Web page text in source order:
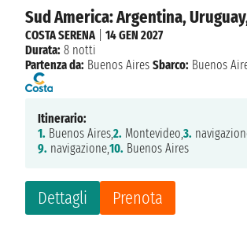
Sud America: Argentina,
Dettagli Prenota
COSTA SERENA|14 GEN 2027
Durata: 8 notti
Partenza da: Buenos Aires Sbarco: Buenos
Itinerario:
1. Buenos Aires,2. Montevideo,3.
9. navigazione,10. Buenos Aires